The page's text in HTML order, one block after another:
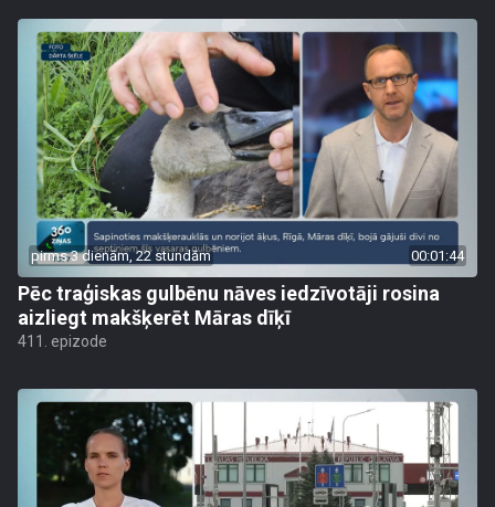
pirms 3 dienām, 22 stundām 00:01:44
Pēc traģiskas gulbēnu nāves iedzīvotāji rosina
aizliegt makšķerēt Māras dīķī
411. epizode